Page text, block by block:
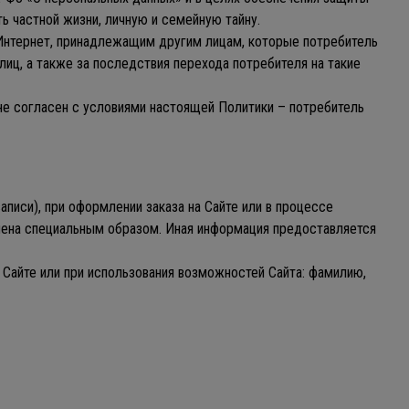
частной жизни, личную и семейную тайну.
принадлежащим другим лицам, которые потребитель
а также за последствия перехода потребителя на такие
согласен с условиями настоящей Политики – потребитель
при оформлении заказа на Сайте или в процессе
специальным образом. Иная информация предоставляется
или при использования возможностей Сайта: фамилию,